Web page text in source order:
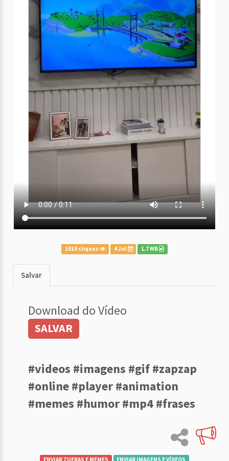
1010 cliques 4 Jul 1.7 MB
Salvar
Download do Vídeo
SALVAR
#videos #imagens #gif #zapzap
#online #player #animation
#memes #humor #mp4 #frases